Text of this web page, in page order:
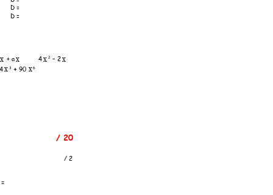
D =
D =
x + ax 4x 2 – 2 x
x 3 + 90 x 6
/ 20
/ 2